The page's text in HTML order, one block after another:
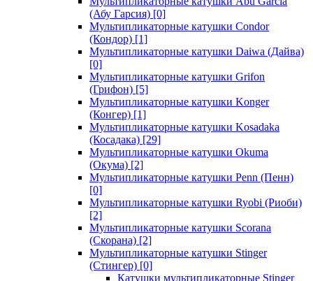
(Абу Гарсия) [0]
Мультипликаторные катушки Condor
(Кондор) [1]
Мультипликаторные катушки Daiwa (Дайва)
[0]
Мультипликаторные катушки Grifon
(Грифон) [5]
Мультипликаторные катушки Konger
(Конгер) [1]
Мультипликаторные катушки Kosadaka
(Косадака) [29]
Мультипликаторные катушки Okuma
(Окума) [2]
Мультипликаторные катушки Penn (Пенн)
[0]
Мультипликаторные катушки Ryobi (Риоби)
[2]
Мультипликаторные катушки Scorana
(Скорана) [2]
Мультипликаторные катушки Stinger
(Стингер) [0]
Катушки мультипликаторные Stinger